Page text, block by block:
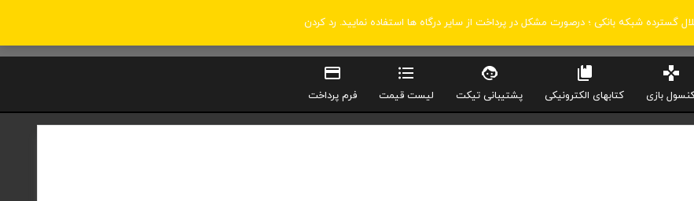
گسترده شبکه بانکی ؛ درصورت مشکل در پرداخت از سایر درگاه ها استفاده نمایید. رد کردن
بازی کتابهای الکترونیکی پشتیبانی تیکت لیست قیمت فرم پرداخت